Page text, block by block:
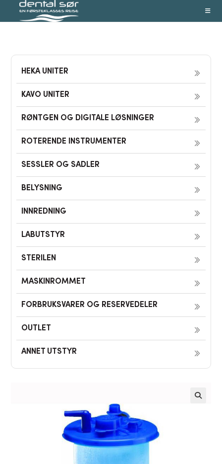
HEKA UNITER
KAVO UNITER
RØNTGEN OG DIGITALE LØSNINGER
ROTERENDE INSTRUMENTER
SESSLER OG SADLER
BELYSNING
INNREDNING
LABUTSTYR
STERILEN
MASKINROMMET
FORBRUKSVARER OG RESERVEDELER
OUTLET
ANNET UTSTYR